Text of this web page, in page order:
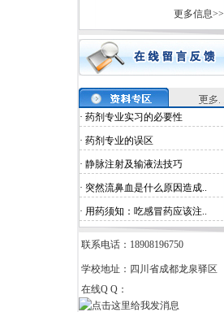
更多信息>>
· 药剂专业实习的必要性
· 药剂专业的误区
· 静脉注射及输液法技巧
· 突然流鼻血是什么原因造成..
· 用药须知：吃感冒药应该注..
联系电话：18908196750
学校地址：四川省成都龙泉驿区
在线Q Q：